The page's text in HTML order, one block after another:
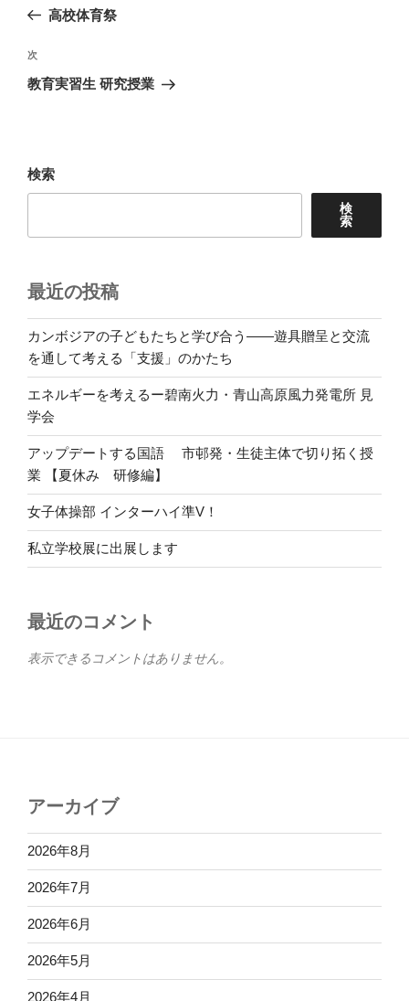
ビ
ゲ
ン
の
稿
高校体育祭
次
の
次
教育実習生 研究授業
検索
検
索
最近の投稿
カンボジアの子どもたちと学び合う――遊具贈呈と交流
を通して考える「支援」のかたち
エネルギーを考えるー碧南火力・青山高原風力発電所 見
学会
アップデートする国語 市邨発・生徒主体で切り拓く授
業 【夏休み 研修編】
女子体操部 インターハイ準V！
私立学校展に出展します
最近のコメント
表示できるコメントはありません。
アーカイブ
2026年8月
2026年7月
2026年6月
2026年5月
2026年4月